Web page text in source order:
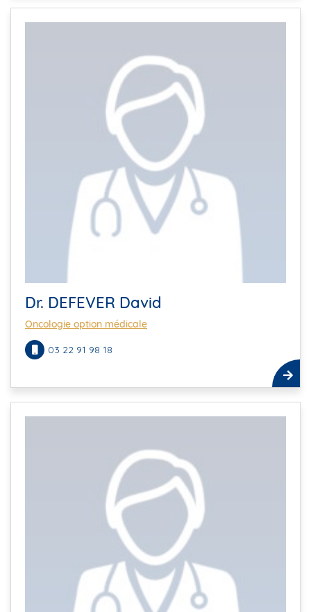
Dr. DEFEVER David
Oncologie option médicale
03 22 91 98 18